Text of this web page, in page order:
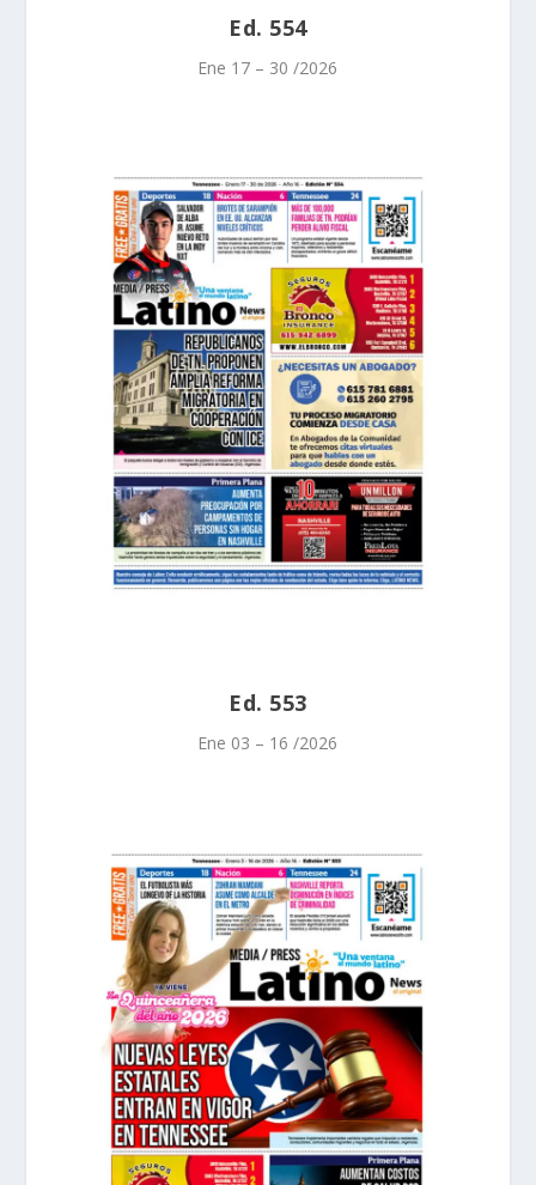
Ed. 554
Ene 17 – 30 /2026
Ed. 553
Ene 03 – 16 /2026